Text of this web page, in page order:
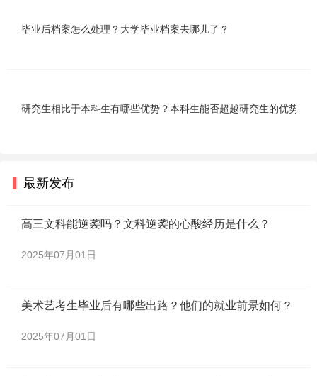
毕业后档案怎么处理？大学毕业档案去哪儿了？
研究生相比于本科生有哪些优势？本科生能否超越研究生的优势？
最新发布
高三文科能逆袭吗？文科逆袭的心酸经历是什么？
2025年07月01日
美术艺考生毕业后有哪些出路？他们的就业前景如何？
2025年07月01日